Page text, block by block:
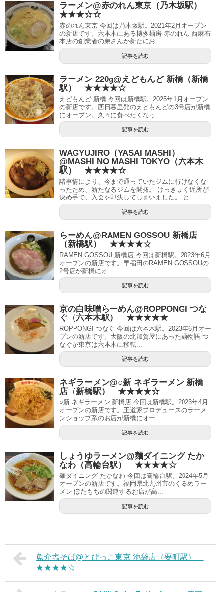
ラーメン@赤のれん東京（乃木坂駅）
★★★☆☆
赤のれん東京 今回は乃木坂駅。2021年2月オープン
の新店です。六本木にある博多麺房 赤のれん 西麻布
本店の創業者の弟さんが新たにお...
記事を読む
ラーメン 220g@えどもんど 新橋（新橋
駅） ★★★★☆
えどもんど 新橋 今回は新橋駅。2025年1月オープン
の新店です。西日暮里発のえどもんどの3号店が新橋
にオープン。久々に食べたくなっ...
記事を読む
WAGYUJIRO（YASAI MASHI）
@MASHI NO MASHI TOKYO（六本木
駅） ★★★★☆
諸事情により、今まで通っていたジムに行けなくな
ったため、新たなるジムを開拓。 けっきょく近所が
決め手で、入会を即決してしまいました。 と...
記事を読む
らーめん@RAMEN GOSSOU 新橋店
（新橋駅） ★★★★☆
RAMEN GOSSOU 新橋店 今回は新橋駅。2023年6月
オープンの新店です。早稲田のRAMEN GOSSOUの
2号店が新橋にオ...
記事を読む
京の白味噌らーめん@ROPPONGI つな
ぐ（六本木駅） ★★★★★
ROPPONGI つなぐ 今回は六本木駅。2023年6月オー
プンの新店です。大阪の北加賀屋にあった麺物語 つ
なぐが東京は六本木に移転...
記事を読む
ネギラーメン@○新 ネギラーメン 新橋
店（新橋駅） ★★★★☆
○新 ネギラーメン 新橋店 今回は新橋駅。2023年4月
オープンの新店です。王道家プロデュースのラーメ
ンショップ系のお店が新橋にオー...
記事を読む
しょうゆラーメン@麺ダイニング たか
なわ（高輪台駅） ★★★★☆
麺ダイニング たかなわ 今回は高輪台駅。2024年5月
オープンの新店です。福岡県北九州市のくるめラー
メン ぼたもちの関連するお店が高...
記事を読む
魚介塩そば@とびっこ東京 池袋店（要町駅）
★★★★☆